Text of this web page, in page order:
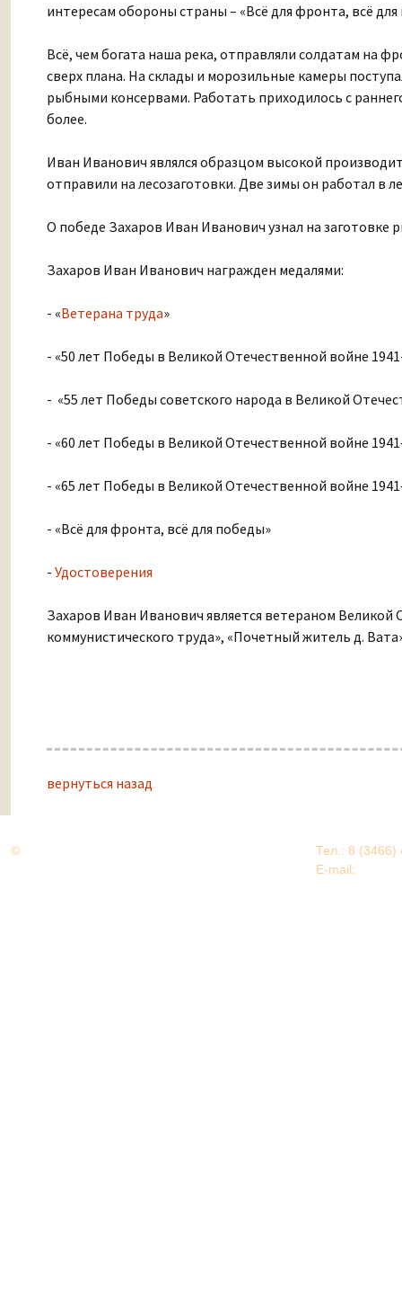
интересам обороны страны – «Всё для фронта, всё
Всё, чем богата наша река, отправляли солдатам на
сверх плана. На склады и морозильные камеры
рыбными консервами. Работать приходилось с
более.
Иван Иванович являлся образцом высокой
отправили на лесозаготовки. Две зимы он работал в
О победе Захаров Иван Иванович узнал на заготовке
Захаров Иван Иванович награжден медалями:
- «Ветерана труда»
- «50 лет Победы в Великой Отечественной войне
- «55 лет Победы советского народа в Великой
- «60 лет Победы в Великой Отечественной войне
- «65 лет Победы в Великой Отечественной войне
- «Всё для фронта, всё для победы»
- Удостоверения
Захаров Иван Иванович является ветераном
коммунистического труда», «Почетный житель д.
вернуться назад
©
Тел.: 8 (3466)
E-mail: